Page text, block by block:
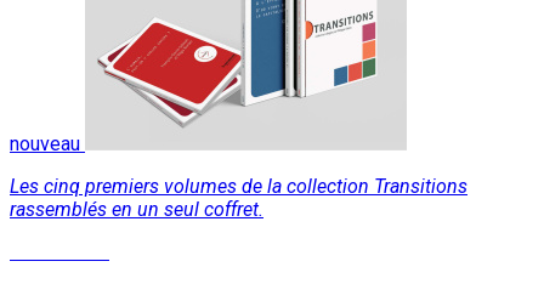
nouveau
Les cinq premiers volumes de la collection Transitions
rassemblés en un seul coffret.